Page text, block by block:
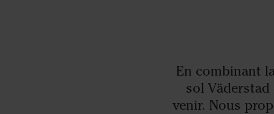
En combinant
sol
venir. Nous